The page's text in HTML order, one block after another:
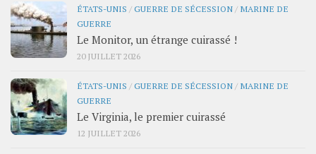
ÉTATS-UNIS /GUERRE DE SÉCESSION / MARINE DE
GUERRE
Le Monitor, un étrange cuirassé !
20 JUILLET 2026
ÉTATS-UNIS /GUERRE DE SÉCESSION / MARINE DE
GUERRE
Le Virginia, le premier cuirassé
12 JUILLET 2026